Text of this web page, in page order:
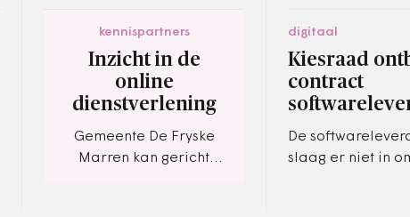
kennispartners
Inzicht in de
online
dienstverlening
Gemeente De Fryske
Marren kan gericht
digitaal
Kiesraad
contract
De
slaag er niet in